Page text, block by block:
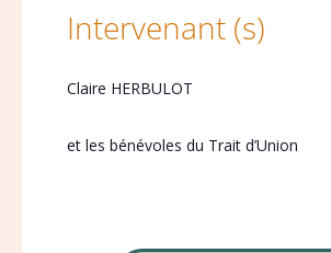
Intervenant (s)
Claire HERBULOT
et les bénévoles du Trait d’Union